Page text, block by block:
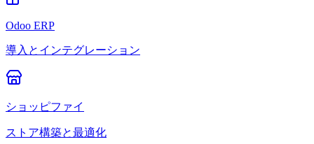
Odoo ERP
導入とインテグレーション
ショッピファイ
ストア構築と最適化